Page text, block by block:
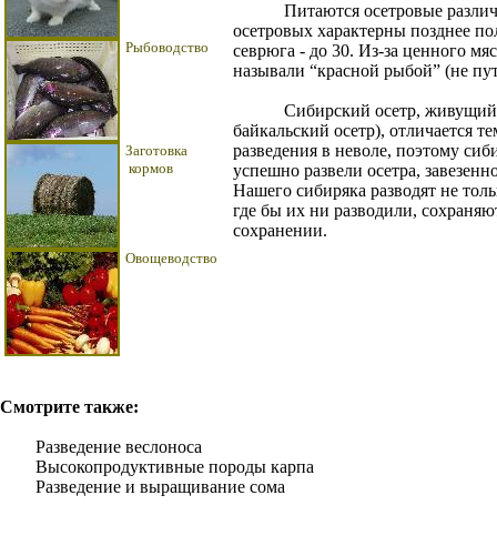
Рыбоводство
Заготовка
кормов
Овощеводство
Питаются осетровые
осетровых характерны позднее
севрюга - до 30. Из-за ценного
называли “красной рыбой” (не
Сибирский осетр, живущий в
байкальский осетр), отличается
разведения в неволе, поэтому
успешно развели осетра,
Нашего сибиряка разводят не
где бы их ни разводили,
сохранении.
Смотрите также:
Разведение веслоноса
Высокопродуктивные породы карпа
Разведение и выращивание сома